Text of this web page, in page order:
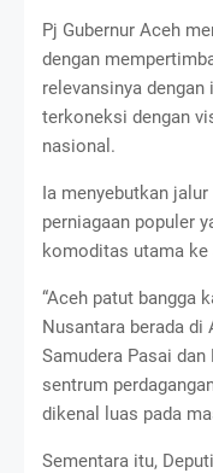
Pj Gubernur Aceh
dengan
relevansinya
terkoneksi dengan
nasional.
Ia menyebutkan
perniagaan populer
komoditas utama ke
“Aceh patut bangga
Nusantara berada di
Samudera Pasai
sentrum
dikenal luas pada
Sementara itu,